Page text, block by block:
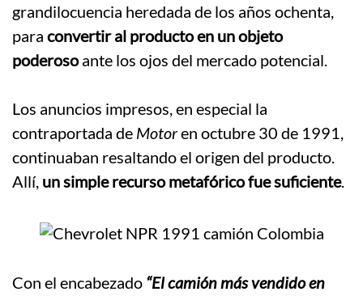
grandilocuencia heredada de los años ochenta,
para convertir al producto en un objeto
poderosoante los ojos del mercado potencial.
Los anuncios impresos, en especial la
contraportada de Motoren octubre 30 de 1991,
continuaban resaltando el origen del producto.
Allí, un simple recurso metafórico fue suficiente.
Con el encabezado “El camión más vendido en